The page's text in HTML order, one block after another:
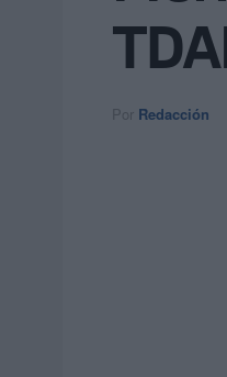
Por Redacción